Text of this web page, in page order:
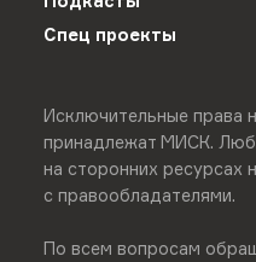
Спец проекты
Исключительные права
принадлежат МИСК.
на сторонних ресурсах
с правообладателями.
По всем вопросам